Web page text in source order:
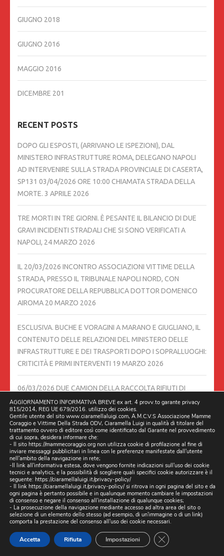
GIUGNO 2018
GIUGNO 2016
MAGGIO 2016
DICEMBRE 201
RECENT POSTS
DOPO GLI ESPOSTI, (ARRIVANO LE ISPEZIONI), DAL
MINISTERO INFRASTRUTTURE ROMA, DELEGANO NAPOLI
AD INTERVENIRE SULLA STRADA PROVINCIALE DI CASERTA,
SP131 03/04/2026 ORE 10:00 CHIAMATA STRADA DELLA
MORTE. 3 APRILE 2026
TRE MORTI IN TRE GIORNI. È PESANTE IL BILANCIO DI DUE
GRAVI INCIDENTI STRADALI CHE SI SONO VERIFICATI A
NAPOLI, 24 MARZO 2026
IL 20/03/2026 INCONTRO ASSOCIAZIONI VITTIME DELLA
STRADA, PRESSO IL TRIBUNALE NAPOLI NORD, CON
PROCURATORE DELLA REPUBBLICA DOTTOR DOMENICO
AIROMA 20 MARZO 2026
ESCLUSIVA. BUCHE E VORAGINI A MARANO E GIUGLIANO, IL
CONTENUTO DELLE RELAZIONI DEL MINISTERO DELLE
INFRASTRUTTURE E DEI TRASPORTI DOPO I SOPRALLUOGHI:
CRITICITÀ E PRIMI INTERVENTI 19 MARZO 2026
06/03/2026 DUE CAMION DELLA RACCOLTA RIFIUTI DI
TRENTOLA DUCENTA FANNO TRASBORDO IN STRADA A
LUSCIANO. 6 MARZO 2026
STRADE DISSESTATE, BLITZ DEGLI ISPETTORI MINISTERIALI
ANCHE A GIUGLIANO5 MARZO 2026
LA BUCA LUSCIANO IN VIALE DELLA LIBERTÀ, CIVICO 55, È
ANCORA LÌ.4 MARZO 2026
L’ILLUMINAZIONE TRA VIA BETTINO CRAXI E VIA LUCARELLI È
TORNATA. 03/03/2026 TRENTOLA DUCENTA, LUSCIANO
MARZO 2026
AGGIORNAMENTO INFORMATIVA BREVE ex art. 4 provv.to garante privacy
815/2014, REG UE 679/2016. utilizzo dei cookies.
Gentile utente del sito www.ciaramellaluigi.com, A.M.C.V.S Associazione Mamme
Coraggio e Vittime Della Strada ODV, Ciaramella Luigi in qualità di titolare del
trattamento ovvero di editore così come identificato dal Garante nel provvedimento
di cui sopra, desidera informare che:
- Il sito https://mammecoraggio.org non utilizza cookie di profilazione al fine di
inviare messaggi pubblicitari in linea con le preferenze manifestate dall'utente
nell'ambito della navigazione in rete;
-Il link all'informativa estesa, dove vengono fornite indicazioni sull'uso dei cookie
tecnici e analytics, e la possibilità di scegliere quali specifici cookie autorizzare è il
seguente: https://ciaramellaluigi.it/privacy-policy/
- Il link https://ciaramellaluigi.it/privacy-policy/si ritrova in ogni pagina del sito e da
ogni pagina è pertanto possibile e in qualunque momento cambiare le impostazioni
di consenso e negare il consenso all'installazione di qualunque cookies;
- La prosecuzione della navigazione mediante accesso ad altra area del sito o
selezione di un elemento dello stesso (ad esempio, di un'immagine o di un link)
comporta la prestazione del consenso all'uso dei cookie necessari.
Accetta Rifiuta Impostazioni CLOSE GDPR